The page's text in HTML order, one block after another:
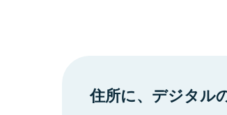
住所に、デジタル